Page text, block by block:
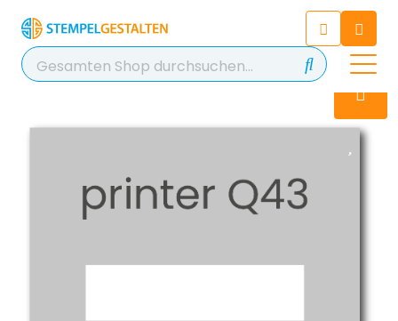
Chatten Sie 24/7 mit unserem
hilfreichen Chatbot
Kontakt
+49 2038 0480 403